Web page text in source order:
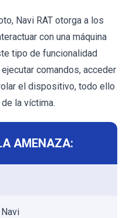
Navi RAT otorga a los
con una máquina
tipo de funcionalidad
comandos, acceder
el dispositivo, todo ello
la víctima.
AMENAZA: